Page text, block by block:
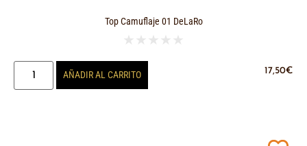
Top Camuflaje 01 DeLaRo
★ ★ ★ ★ ★
17,50€
AÑADIR AL CARRITO